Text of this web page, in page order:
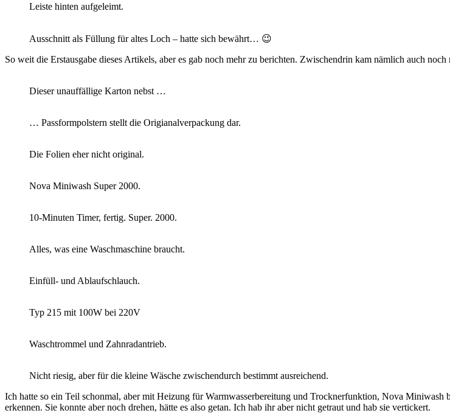
Leiste hinten aufgeleimt.
Ausschnitt als Füllung für altes Loch – hatte sich bewährt… 😉
So weit die Erstausgabe dieses Artikels, aber es gab noch mehr zu berichten. Zwischendrin kam nämlich auch noch
Dieser unauffällige Karton nebst …
… Passformpolstern stellt die Origianalverpackung dar.
Die Folien eher nicht original.
Nova Miniwash Super 2000.
10-Minuten Timer, fertig. Super. 2000.
Alles, was eine Waschmaschine braucht.
Einfüll- und Ablaufschlauch.
Typ 215 mit 100W bei 220V
Waschtrommel und Zahnradantrieb.
Nicht riesig, aber für die kleine Wäsche zwischendurch bestimmt ausreichend.
Ich hatte so ein Teil schonmal, aber mit Heizung für Warmwasserbereitung und Trocknerfunktion, Nova
erkennen. Sie konnte aber noch drehen, hätte es also getan. Ich hab ihr aber nicht getraut und hab sie vertickert.